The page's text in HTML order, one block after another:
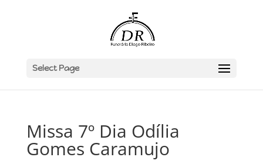
Select Page
Missa 7º Dia Odília
Gomes Caramujo